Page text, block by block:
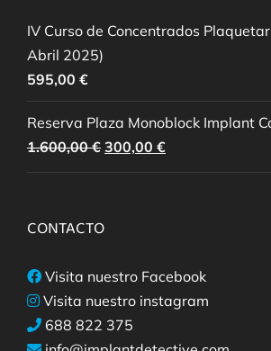
IV Curso de Concentrados
Abril 2025)
595,00 €
Reserva Plaza Monoblock Implant
1.600,00€ El
precio
300,00 €El
precio
CONTACTO
Visita nuestro Facebook
Visita nuestro instagram
688 822 375